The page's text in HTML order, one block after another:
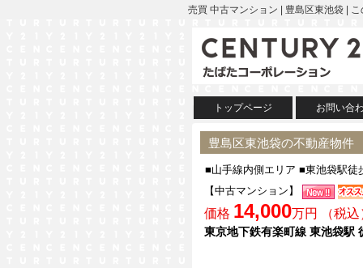
売買 中古マンション | 豊島区東池袋 |
トップページ お問い合
豊島区東池袋の不動産物件
■山手線内側エリア ■東池袋駅
【中古マンション】
価格 14,000万円 （税込
東京地下鉄有楽町線 東池袋駅